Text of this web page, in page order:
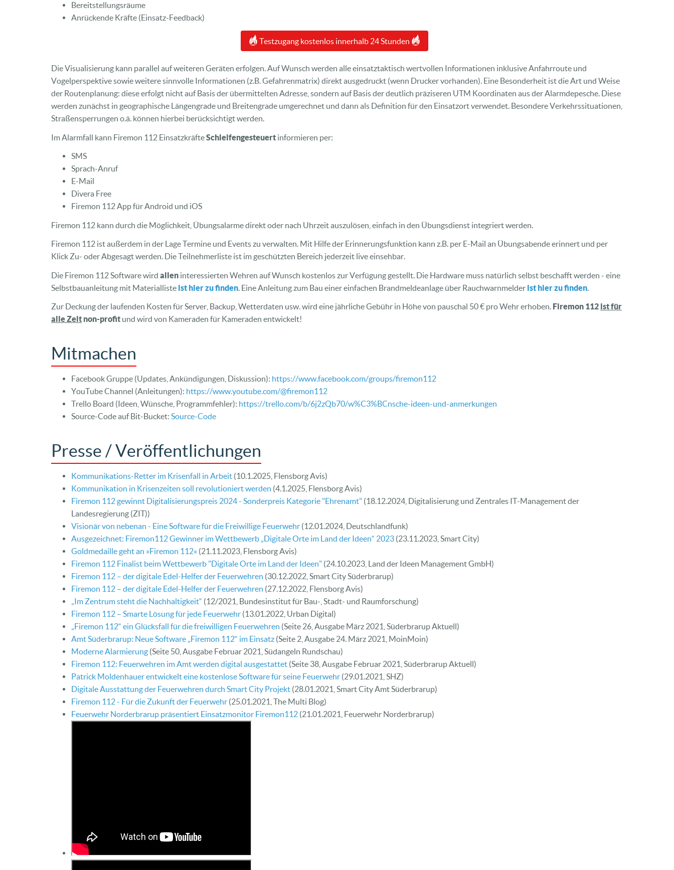
Bereitstellungsräume
Anrückende Kräfte (Einsatz-Feedback)
Testzugang kostenlos innerhalb 24 Stunden
Die Visualisierung kann parallel auf weiteren Geräten erfolgen. Auf Wunsch werden alle einsatztaktisch wertvollen Informationen inklusive Anfahrroute und
Vogelperspektive sowie weitere sinnvolle Informationen (z.B. Gefahrenmatrix) direkt ausgedruckt (wenn Drucker vorhanden). Eine Besonderheit ist die Art und Weise
der Routenplanung: diese erfolgt nicht auf Basis der übermittelten Adresse, sondern auf Basis der deutlich präziseren UTM Koordinaten aus der Alarmdepesche. Diese
werden zunächst in geographische Längengrade und Breitengrade umgerechnet und dann als Definition für den Einsatzort verwendet. Besondere Verkehrssituationen,
Straßensperrungen o.ä. können hierbei berücksichtigt werden.
Im Alarmfall kann Firemon 112 EinsatzkräfteSchleifengesteuert informieren per:
SMS
Sprach-Anruf
E-Mail
Divera Free
Firemon 112 App für Android und iOS
Firemon 112 kann durch die Möglichkeit, Übungsalarme direkt oder nach Uhrzeit auszulösen, einfach in den Übungsdienst integriert werden.
Firemon 112 ist außerdem in der Lage Termine und Events zu verwalten. Mit Hilfe der Erinnerungsfunktion kann z.B. per E-Mail an Übungsabende erinnert und per
Klick Zu- oder Abgesagt werden. Die Teilnehmerliste ist im geschützten Bereich jederzeit live einsehbar.
Die Firemon 112 Software wird allen interessierten Wehren auf Wunsch kostenlos zur Verfügung gestellt. Die Hardware muss natürlich selbst beschafft werden - eine
Selbstbauanleitung mit Materiallisteist hier zu finden. Eine Anleitung zum Bau einer einfachen Brandmeldeanlage über Rauchwarnmelderist hier zu finden.
Zur Deckung der laufenden Kosten für Server, Backup, Wetterdaten usw. wird eine jährliche Gebühr in Höhe von pauschal 50 € pro Wehr erhoben. Firemon 112ist für
alle Zeit non-profit und wird von Kameraden für Kameraden entwickelt!
Mitmachen
Facebook Gruppe (Updates, Ankündigungen, Diskussion): https://www.facebook.com/groups/firemon112
YouTube Channel (Anleitungen): https://www.youtube.com/@firemon112
Trello Board (Ideen, Wünsche, Programmfehler): https://trello.com/b/6j2zQb70/w%C3%BCnsche-ideen-und-anmerkungen
Source-Code auf Bit-Bucket: Source-Code
Presse / Veröffentlichungen
Kommunikations-Retter im Krisenfall in Arbeit (10.1.2025, Flensborg Avis)
Kommunikation in Krisenzeiten soll revolutioniert werden (4.1.2025, Flensborg Avis)
Firemon 112 gewinnt Digitalisierungspreis 2024 - Sonderpreis Kategorie "Ehrenamt" (18.12.2024, Digitalisierung und Zentrales IT-Management der
Landesregierung (ZIT))
Visionär von nebenan - Eine Software für die Freiwillige Feuerwehr (12.01.2024, Deutschlandfunk)
Ausgezeichnet: Firemon112 Gewinner im Wettbewerb „Digitale Orte im Land der Ideen“ 2023 (23.11.2023, Smart City)
Goldmedaille geht an »Firemon 112« (21.11.2023, Flensborg Avis)
Firemon 112 Finalist beim Wettbewerb "Digitale Orte im Land der Ideen" (24.10.2023, Land der Ideen Management GmbH)
Firemon 112 – der digitale Edel-Helfer der Feuerwehren (30.12.2022, Smart City Süderbrarup)
Firemon 112 – der digitale Edel-Helfer der Feuerwehren (27.12.2022, Flensborg Avis)
„Im Zentrum steht die Nachhaltigkeit“ (12/2021, Bundesinstitut für Bau-, Stadt- und Raumforschung)
Firemon 112 – Smarte Lösung für jede Feuerwehr (13.01.2022, Urban Digital)
„Firemon 112“ ein Glücksfall für die freiwilligen Feuerwehren (Seite 26, Ausgabe März 2021, Süderbrarup Aktuell)
Amt Süderbrarup: Neue Software „Firemon 112“ im Einsatz (Seite 2, Ausgabe 24. März 2021, MoinMoin)
Moderne Alarmierung (Seite 50, Ausgabe Februar 2021, Südangeln Rundschau)
Firemon 112: Feuerwehren im Amt werden digital ausgestattet (Seite 38, Ausgabe Februar 2021, Süderbrarup Aktuell)
Patrick Moldenhauer entwickelt eine kostenlose Software für seine Feuerwehr (29.01.2021, SHZ)
Digitale Ausstattung der Feuerwehren durch Smart City Projekt (28.01.2021, Smart City Amt Süderbrarup)
Firemon 112 - Für die Zukunft der Feuerwehr (25.01.2021, The Multi Blog)
Feuerwehr Norderbrarup präsentiert Einsatzmonitor Firemon112 (21.01.2021, Feuerwehr Norderbrarup)